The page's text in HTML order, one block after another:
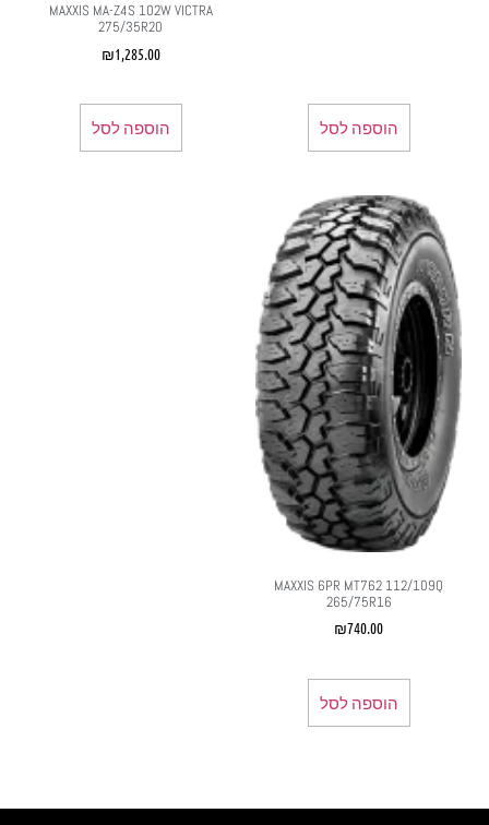
הוספה לסל
MAXXIS MA-Z4S 102W VICTRA
275/35R20
₪ 1,285.00
הוספה לסל
MAXXIS 6PR MT762 112/109Q
265/75R16
₪740.00
הוספה לסל